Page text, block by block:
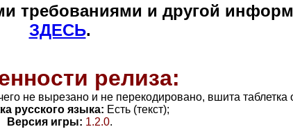
требованиями и другой
ЗДЕСЬ.
релиза:
не вырезано и не перекодировано, вшита таблетка
русского языка: Есть (текст);
Версия игры: 1.2.0.